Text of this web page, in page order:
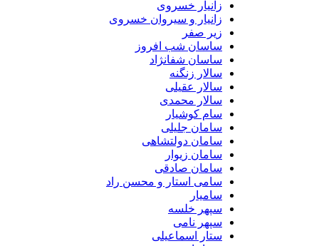
زانیار خسروی
زانیار و سیروان خسروی
زیر صفر
ساسان شب افروز
ساسان شفانژاد
سالار زنگنه
سالار عقیلی
سالار محمدی
سام کوشیار
سامان جلیلی
سامان دولتشاهی
سامان زیوار
سامان صادقی
سامی استار و محسن راد
سامیار
سپهر خلسه
سپهر نامی
ستار اسماعیلی